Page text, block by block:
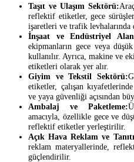
Taşıt ve Ulaşım Sektörü:
reflektif etiketler, gece
işaretleri ve trafik levhalarında
İnşaat ve Endüstriyel
ekipmanların gece veya
kullanılır. Ayrıca, makine ve
etiketleri olarak yer alır.
Giyim ve Tekstil Sektörü:
etiketler, çalışan
ve yaya güvenliği açısından
Ambalaj ve Paketleme:
amacıyla, özellikle gece ve
reflektif etiketler yerleştirilir.
Açık Hava Reklam ve
reklam materyallerinde,
güçlendirilir.